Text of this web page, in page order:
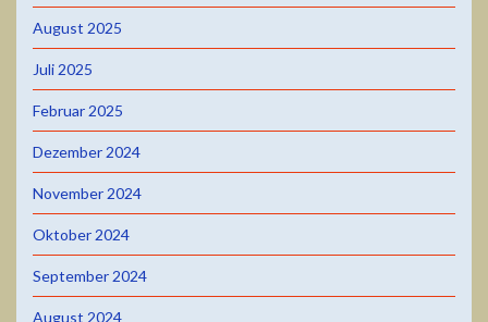
August 2025
Juli 2025
Februar 2025
Dezember 2024
November 2024
Oktober 2024
September 2024
August 2024